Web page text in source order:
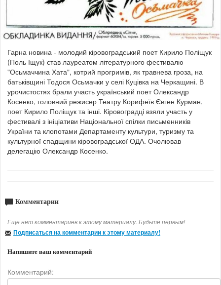
Гарна новина - молодий кіровоградський поет Кирило Поліщук
(Поль Іщук) став лауреатом літературного фестивалю
"Осьмаччина Хата", котрий прогримів, як травнева гроза, на
батьківщині Тодося Осьмачки у селі Куцівка на Черкащині. В
урочистостях брали участь український поет Олександр
Косенко, головний режисер Театру Корифеїв Євген Курман,
поет Кирило Поліщук та інші. Кіровоградці взяли участь у
фестивалі з ініціативи Національної спілки письменників
України та клопотами Департаменту культури, туризму та
культурної спадщини кіровоградської ОДА. Очолював
делегацію Олександр Косенко.
Комментарии
Еще нет комментариев к этому материалу. Будьте первым!
Подписаться на комментарии к этому материалу!
Напишите ваш комментарий
Комментарий: